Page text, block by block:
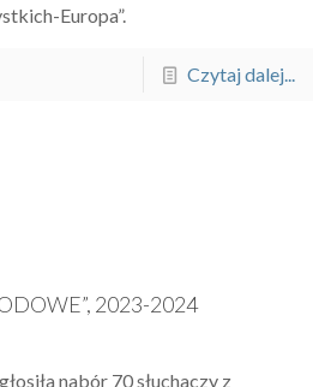
Europa”.
Czytaj dalej...
2023-2024
nabór 70 słuchaczy z